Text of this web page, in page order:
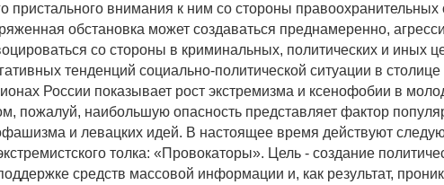
пристального внимания к ним со стороны правоохранительных
обстановка может создаваться преднамеренно,
со стороны в криминальных, политических и иных
тенденций социально-политической ситуации в столице
России показывает рост экстремизма и ксенофобии в
пожалуй, наибольшую опасность представляет фактор
и левацких идей. В настоящее время действуют
толка: «Провокаторы». Цель - создание
средств массовой информации и, как результат,